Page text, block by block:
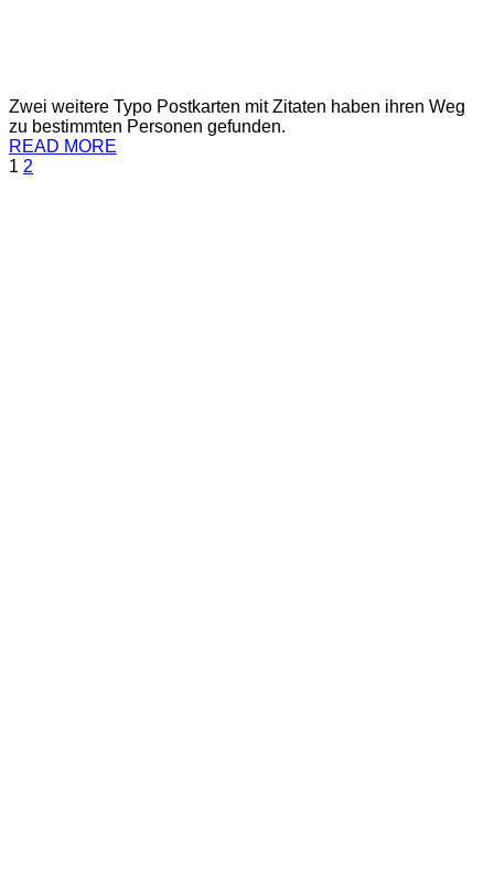
Zwei weitere Typo Postkarten mit Zitaten haben ihren Weg
zu bestimmten Personen gefunden.
READ MORE
1 2